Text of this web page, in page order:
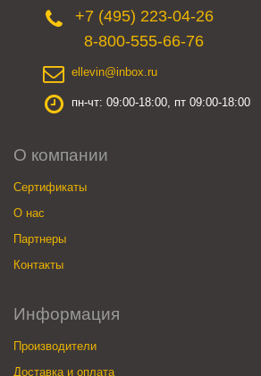
+7 (495) 223-04-26
8-800-555-66-76
ellevin@inbox.ru
пн-чт: 09:00-18:00, пт 09:00-18:00
О компании
Сертификаты
О нас
Партнеры
Контакты
Информация
Производители
Доставка и оплата